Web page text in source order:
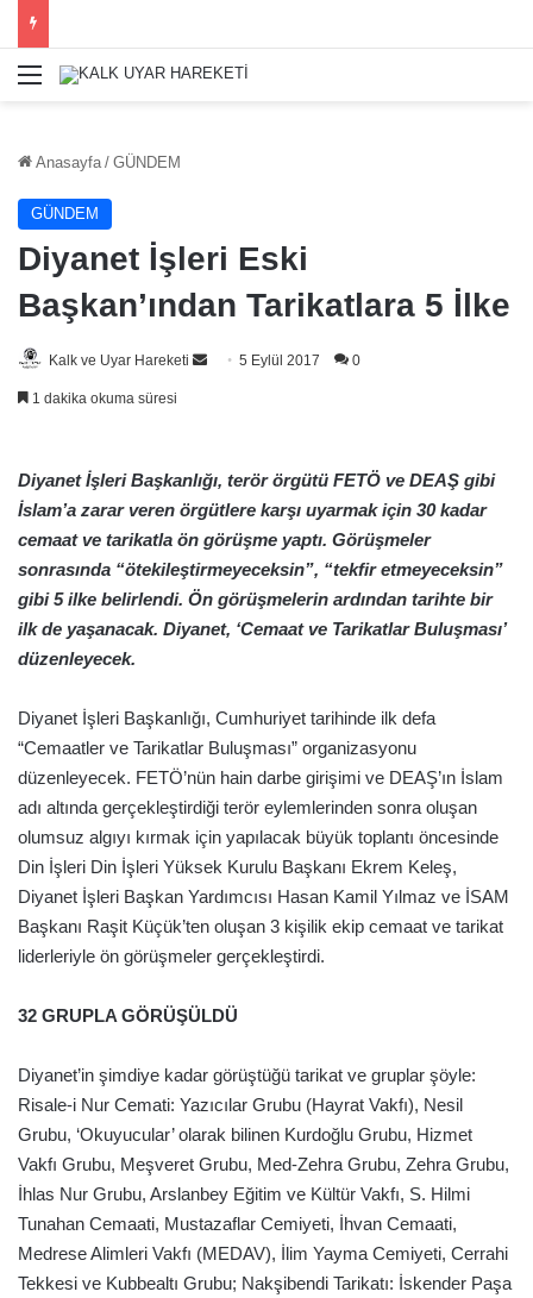
Menü
Anasayfa / GÜNDEM
GÜNDEM
Diyanet İşleri Eski
Başkan’ından Tarikatlara 5 İlke
Kalk ve Uyar Hareketi
Bir
5 Eylül 2017 0
1 dakika okuma süresi
Diyanet İşleri Başkanlığı, terör örgütü FETÖ ve DEAŞ gibi
İslam’a zarar veren örgütlere karşı uyarmak için 30 kadar
cemaat ve tarikatla ön görüşme yaptı. Görüşmeler
sonrasında “ötekileştirmeyeceksin”, “tekfir etmeyeceksin”
gibi 5 ilke belirlendi. Ön görüşmelerin ardından tarihte bir
ilk de yaşanacak. Diyanet, ‘Cemaat ve Tarikatlar Buluşması’
düzenleyecek.
Diyanet İşleri Başkanlığı, Cumhuriyet tarihinde ilk defa
“Cemaatler ve Tarikatlar Buluşması” organizasyonu
düzenleyecek. FETÖ’nün hain darbe girişimi ve DEAŞ’ın İslam
adı altında gerçekleştirdiği terör eylemlerinden sonra oluşan
olumsuz algıyı kırmak için yapılacak büyük toplantı öncesinde
Din İşleri Din İşleri Yüksek Kurulu Başkanı Ekrem Keleş,
Diyanet İşleri Başkan Yardımcısı Hasan Kamil Yılmaz ve İSAM
Başkanı Raşit Küçük’ten oluşan 3 kişilik ekip cemaat ve tarikat
liderleriyle ön görüşmeler gerçekleştirdi.
32 GRUPLA GÖRÜŞÜLDÜ
Diyanet’in şimdiye kadar görüştüğü tarikat ve gruplar şöyle:
Risale-i Nur Cemati: Yazıcılar Grubu (Hayrat Vakfı), Nesil
Grubu, ‘Okuyucular’ olarak bilinen Kurdoğlu Grubu, Hizmet
Vakfı Grubu, Meşveret Grubu, Med-Zehra Grubu, Zehra Grubu,
İhlas Nur Grubu, Arslanbey Eğitim ve Kültür Vakfı, S. Hilmi
Tunahan Cemaati, Mustazaflar Cemiyeti, İhvan Cemaati,
Medrese Alimleri Vakfı (MEDAV), İlim Yayma Cemiyeti, Cerrahi
Tekkesi ve Kubbealtı Grubu; Nakşibendi Tarikatı: İskender Paşa